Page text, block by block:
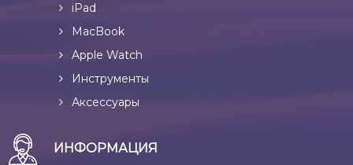
iPad
MacBook
Apple Watch
Инструменты
Аксессуары
ИНФОРМАЦИЯ